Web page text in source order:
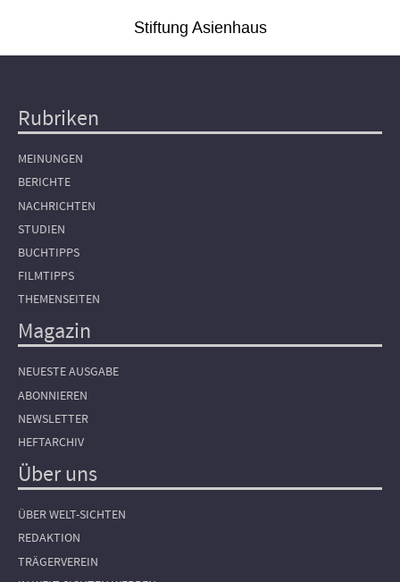
Stiftung Asienhaus
Hauptnavigation
Rubriken
MEINUNGEN
BERICHTE
NACHRICHTEN
STUDIEN
BUCHTIPPS
FILMTIPPS
THEMENSEITEN
Magazin
NEUESTE AUSGABE
ABONNIEREN
NEWSLETTER
HEFTARCHIV
Über uns
ÜBER WELT-SICHTEN
REDAKTION
TRÄGERVEREIN